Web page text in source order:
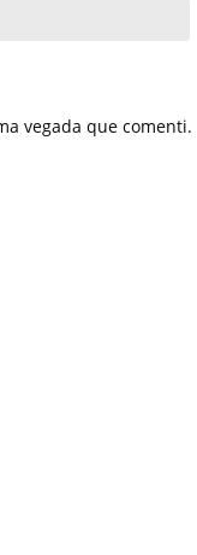
vegada que comenti.